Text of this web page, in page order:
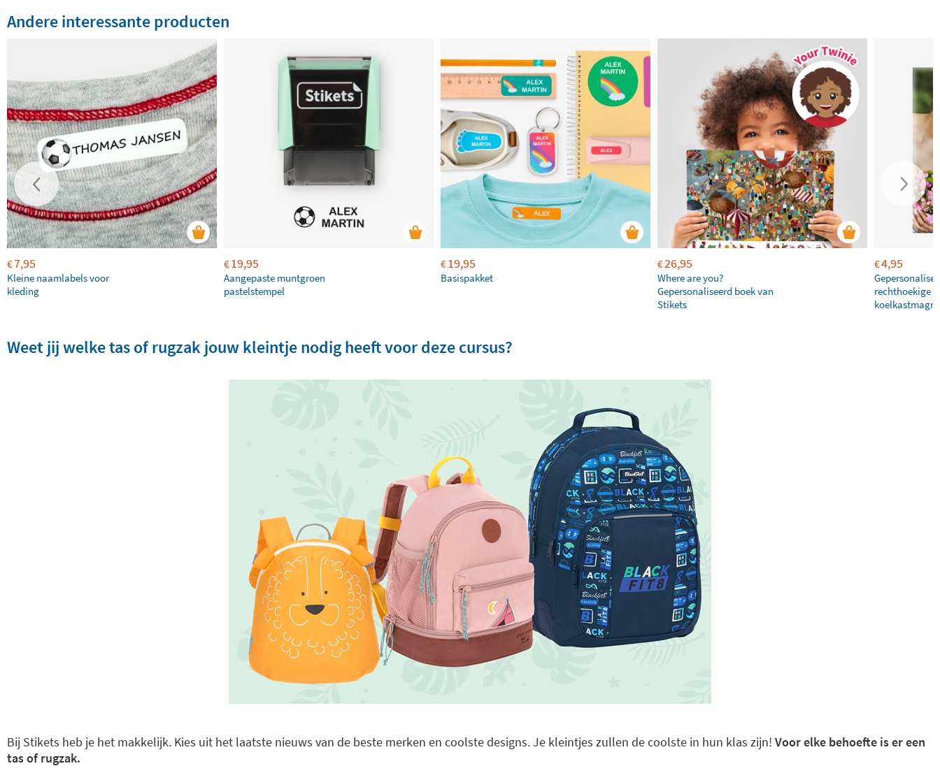
Andere interessante producten
€7,95
Kleine naamlabels voor
kleding
€19,95
Aangepaste muntgroen
pastelstempel
€19,95
Basispakket
€26,95
Where are you?
Gepersonaliseerd boek van
Stikets
€4,95
rechthoekige
Weet jij welke tas of rugzak jouw kleintje nodig heeft voor deze cursus?
Bij Stikets heb je het makkelijk. Kies uit het laatste nieuws van de beste merken en coolste designs. Je kleintjes zullen de coolste in hun klas zijn! Voor elke behoefte is er een
tas of rugzak.